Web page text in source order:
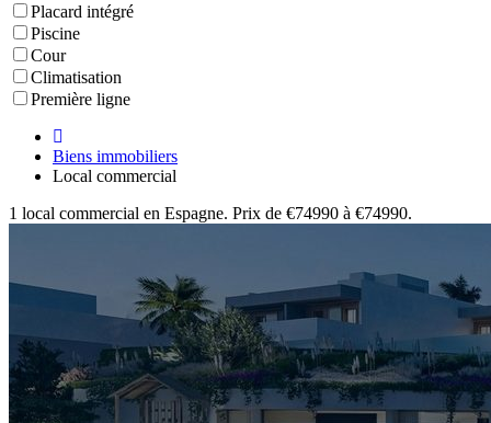
Placard intégré
Piscine
Cour
Climatisation
Première ligne
Biens immobiliers
Local commercial
1 local commercial en Espagne. Prix de €74990 à €74990.